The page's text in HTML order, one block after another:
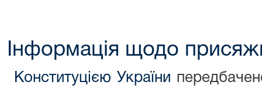
Інформація щодо
Конституцією України